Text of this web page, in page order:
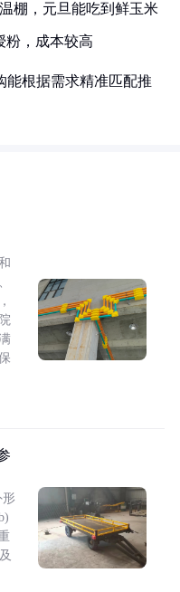
棚，元旦能吃到鲜玉米
粉，成本较高
能根据需求精准匹配推
形